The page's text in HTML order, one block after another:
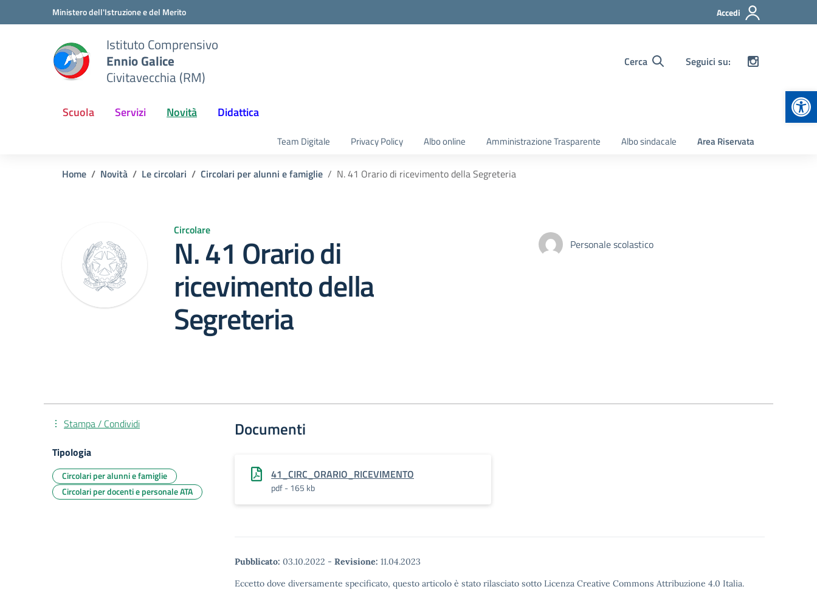
Vai ai contenuti
Vai al menu di navigazioneMinistero dell'Istruzione e del Merito Accedi
Istituto Comprensivo
Ennio Galice
Civitavecchia (RM)
Cerca Seguici su:
Scuola Servizi Novità Didattica
Team Digitale Privacy Policy Albo online Amministrazione Trasparente Albo sindacale Area Riservata
Home Novità Le circolari Circolari per alunni e famiglie N. 41 Orario di ricevimento della Segreteria
Circolare
N. 41 Orario di
ricevimento della
Segreteria
Personale scolastico
Documenti
41_CIRC_ORARIO_RICEVIMENTO
pdf - 165 kb
Pubblicato: 03.10.2022 - Revisione: 11.04.2023
Eccetto dove diversamente specificato, questo articolo è stato rilasciato sotto Licenza Creative Commons Attribuzione 4.0 Italia.
Stampa / Condividi
Tipologia
Circolari per alunni e famiglie
Circolari per docenti e personale ATA